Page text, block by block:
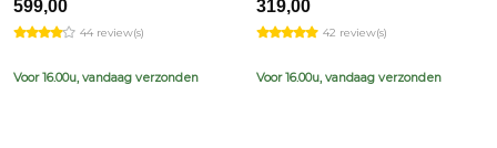
599,00
44 review(s)
Voor 16.00u, vandaag verzonden
319,00
42 review(s)
Voor 16.00u, vandaag verzonden